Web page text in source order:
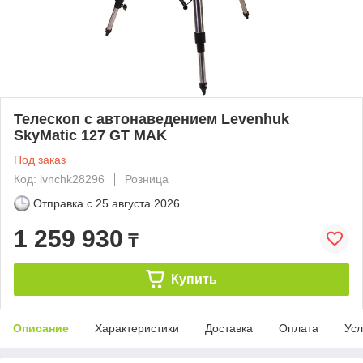
Телескоп с автонаведением Levenhuk
SkyMatic 127 GT MAK
Под заказ
Код: lvnchk28296
Розница
Отправка с 25 августа 2026
1 259 930 ₸
Купить
Описание Характеристики Доставка Оплата